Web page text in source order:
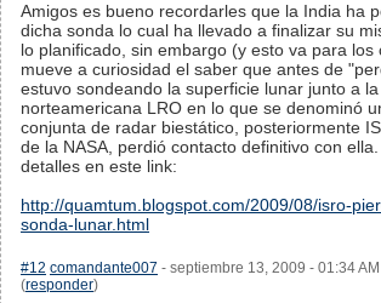
Amigos es bueno recordarles que la India ha
dicha sonda lo cual ha llevado a finalizar su
lo planificado, sin embargo (y esto va para los
mueve a curiosidad el saber que antes de
estuvo sondeando la superficie lunar junto a
norteamericana LRO en lo que se denominó
conjunta de radar biestático, posteriormente
de la NASA, perdió contacto definitivo con
detalles en este link:
http://quamtum.blogspot.com/2009/08/isro-
sonda-lunar.html
#12 comandante007 - septiembre 13, 2009 - 01:34
(responder)